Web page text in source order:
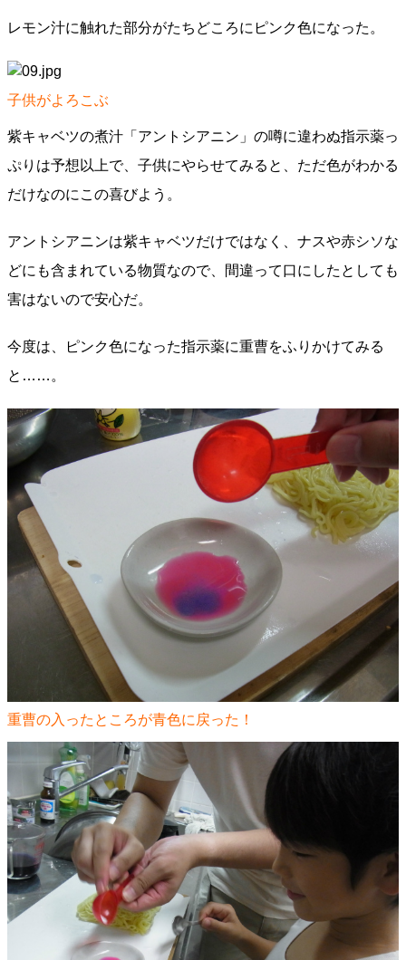
レモン汁に触れた部分がたちどころにピンク色になった。
子供がよろこぶ
紫キャベツの煮汁「アントシアニン」の噂に違わぬ指示薬っ
ぷりは予想以上で、子供にやらせてみると、ただ色がわかる
だけなのにこの喜びよう。
アントシアニンは紫キャベツだけではなく、ナスや赤シソな
どにも含まれている物質なので、間違って口にしたとしても
害はないので安心だ。
今度は、ピンク色になった指示薬に重曹をふりかけてみる
と……。
重曹の入ったところが青色に戻った！